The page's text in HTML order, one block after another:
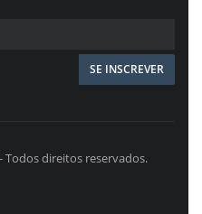
Todos direitos reservados.